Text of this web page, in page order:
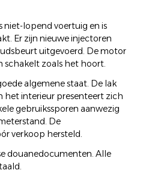
niet-lopend voertuig en is
Er zijn nieuwe injectoren
uitgevoerd. De motor
schakelt zoals het hoort.
algemene staat. De lak
het interieur presenteert zich
gebruikssporen aanwezig
De
verkoop hersteld.
douanedocumenten. Alle